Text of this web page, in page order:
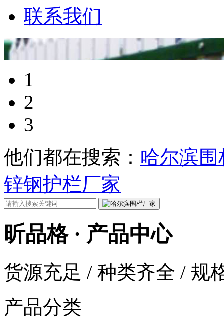
联系我们
1
2
3
他们都在搜索： 哈尔滨
锌钢护栏厂家
昕品格 · 产品中心
货源充足 / 种类齐全 / 规
产品分类